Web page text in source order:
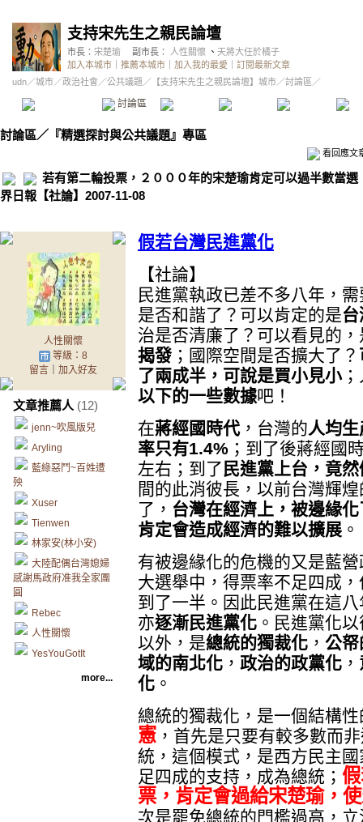
支持宋先生之親民論壇
市長： 宋楚瑜 副市長： 人性關懷 、 天將大任於橘子
加入本城市
推薦本城市 加入我的最愛
訂閱最新文章
udn／城市／政治社會 ／公共議題 ／ 【支持宋先生之親民論壇】城市／討論區／
討論區 精華區 投票區 影像館
討論區／ 『精選探討與公共議題』專區
看回應文
若有第二輪投票，２０００年的宋楚瑜肯定可以過半數當
界日報【社論】2007-11-08
人性關懷
等級：8
留言｜ 加入好友
文章推薦人 (12)
jenn~吹風版兒
Aryling
藍綠惡鬥~百姓遭
殃
Xuser
Tienwen
林家安(林小安)
大陸配偶台灣媳婦
感謝馬政府准我全家團
圓
Rebec
人性關懷
YesYouGotIt
more...
假若台灣民進黨化
【社論】
民進黨執政已差不多八年，
是否和諧了？可以肯定的是
治是否清廉了？可以看見的，
揭發 ；國際空間是否擴大了？
了兩成半，可說是買小見小；
以下的一些數據吧！
在蔣經國時代，台灣的人均
率只有1.4% ；到了後蔣經國
左右；到了 民進黨上台，竟
間的此消彼長，以前台灣輝
了， 台灣在經濟上，被邊緣
肯定會造成經濟的難以擴展 。
有被邊緣化的危機的又是藍
大選舉中，得票率不足四成
到了一半。因此民進黨在這
亦逐漸民進黨化 。民進黨化
以外，是總統的獨裁化 ， 公帑
域的南北化 ， 政治的政黨化 ，
化 。
總統的獨裁化，是一個結構
憲 ，首先是只要有較多數而
統，這個模式，是西方民主
足四成的支持，成為總統；
票，肯定會過給宋楚瑜，
次是罷免總統的門檻過高，